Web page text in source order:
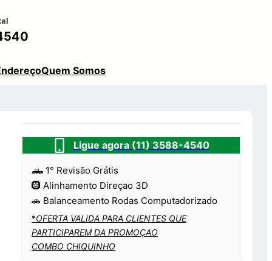
Quem Somos
Ligue agora (11) 3588-4540
🛻 1° Revisão Grátis
🛞 Alinhamento Direçao 3D
🚗 Balanceamento Rodas Computadorizado
*OFERTA VALIDA PARA CLIENTES QUE
PARTICIPAREM DA PROMOÇAO
COMBO CHIQUINHO